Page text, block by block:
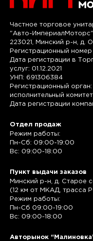
Частное торговое
"Авто-ИмпериалМоторс"
223021, Минский р-н, д.
Регистрационный
Дата регистрации в
услуг: 01.12.2021
УНП: 691306384
Регистрационный
исполнительный комитет
Дата регистрации
Отдел продаж
Режим работы:
Пн-Сб: 09:00-19:00
Вс: 09:00-18:00
Пункт выдачи заказов
Минский р-н, д. Старое
(12 км от МКАД, трасса
Режим работы:
Пн-Сб 09:00-19:00
Вс: 09:00-18:00
Авторынок